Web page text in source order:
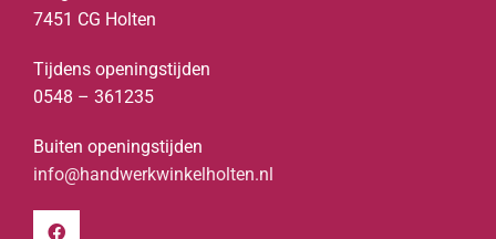
7451 CG Holten
Tijdens openingstijden
0548 – 361235
Buiten openingstijden
info@handwerkwinkelholten.nl